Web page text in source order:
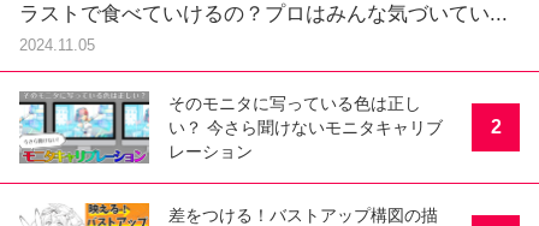
ラストで食べていけるの？プロはみんな気づいてい...
2024.11.05
そのモニタに写っている色は正し
い？ 今さら聞けないモニタキャリブ
レーション
2
差をつける！バストアップ構図の描